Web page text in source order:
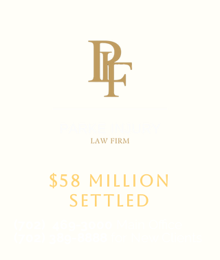
$58 Million
Settled